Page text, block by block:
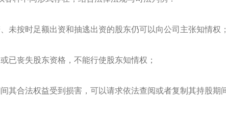
未按时足额出资和抽逃出资的股东仍可以向公司主张知情权；
已丧失股东资格，不能行使股东知情权；
合法权益受到损害，可以请求依法查阅或者复制其持股期